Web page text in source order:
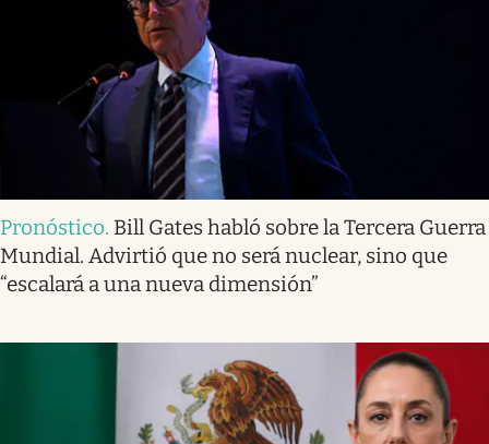
Pronóstico. Bill Gates habló sobre la Tercera Guerra
Mundial. Advirtió que no será nuclear, sino que
“escalará a una nueva dimensión”